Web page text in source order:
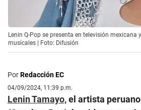
Lenin Q-Pop se presenta en televisión mexicana
musicales | Foto: Difusión
PorRedacción EC
04/09/2024, 11:39 p.m.
Lenin Tamayo,el artista